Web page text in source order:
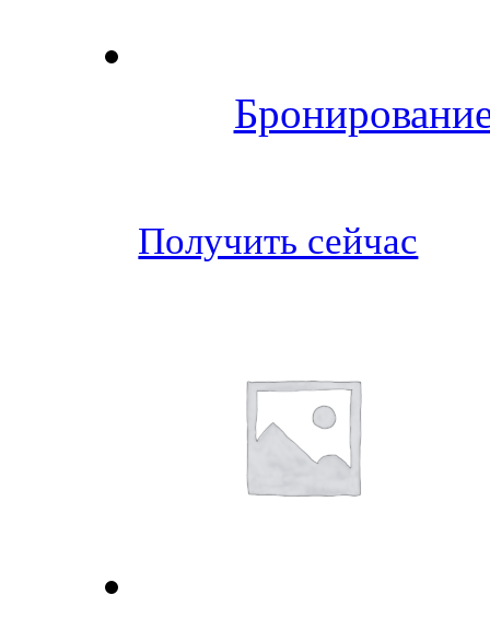
Получить сейчас